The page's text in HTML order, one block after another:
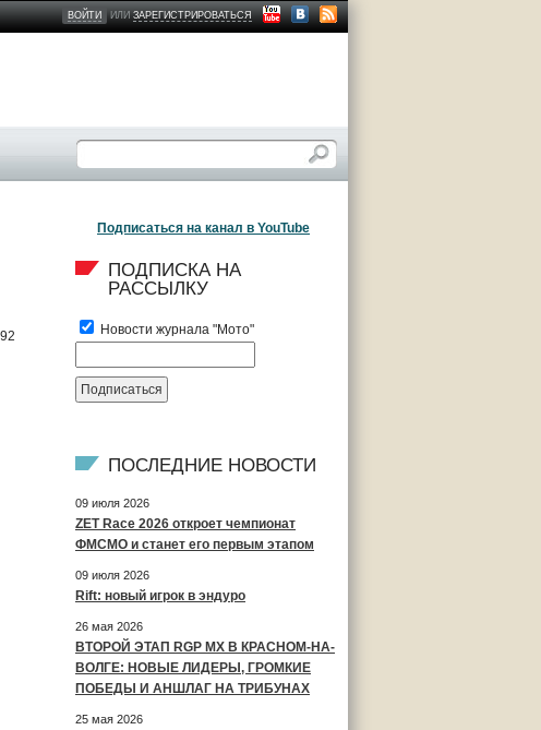
ВОЙТИ ИЛИЗАРЕГИСТРИРОВАТЬСЯ
Подписаться на канал в YouTube
ПОДПИСКА НА
РАССЫЛКУ
Новости журнала "Мото"
ПОСЛЕДНИЕ НОВОСТИ
09 июля 2026
ZET Race 2026 откроет чемпионат
ФМСМО и станет его первым этапом
09 июля 2026
Rift: новый игрок в эндуро
26 мая 2026
ВТОРОЙ ЭТАП RGP MX В КРАСНОМ-НА-
ВОЛГЕ: НОВЫЕ ЛИДЕРЫ, ГРОМКИЕ
ПОБЕДЫ И АНШЛАГ НА ТРИБУНАХ
25 мая 2026